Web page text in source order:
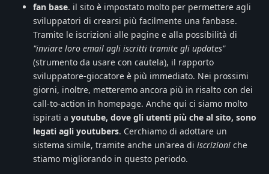
fan base. il sito è impostato molto per permettere agli
sviluppatori di crearsi più facilmente una fanbase.
Tramite le iscrizioni alle pagine e alla possibilità di
"inviare loro email agli iscritti tramite gli updates"
(strumento da usare con cautela), il rapporto
sviluppatore-giocatore è più immediato. Nei prossimi
giorni, inoltre, metteremo ancora più in risalto con dei
call-to-action in homepage. Anche qui ci siamo molto
ispirati a youtube, dove gli utenti più che al sito, sono
legati agli youtubers. Cerchiamo di adottare un
sistema simile, tramite anche un'area di iscrizioni che
stiamo migliorando in questo periodo.